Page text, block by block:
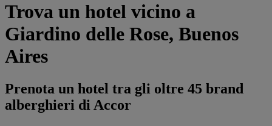
Trova un hotel vicino a
Giardino delle Rose, Buenos
Aires
Prenota un hotel tra gli oltre 45 brand
alberghieri di Accor